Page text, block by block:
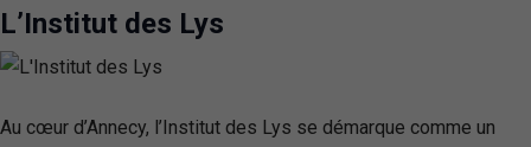
L’Institut des Lys
Au cœur d’Annecy, l’Institut des Lys se démarque comme un